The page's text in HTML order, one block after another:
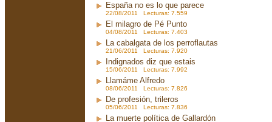
España no es lo que parece
22/08/2011 Lecturas: 7.559
El milagro de Pé Punto
04/08/2011 Lecturas: 7.403
La cabalgata de los perroflautas
21/06/2011 Lecturas: 7.920
Indignados diz que estais
15/06/2011 Lecturas: 7.992
Llamáme Alfredo
08/06/2011 Lecturas: 7.826
De profesión, trileros
05/06/2011 Lecturas: 7.836
La muerte política de Gallardón